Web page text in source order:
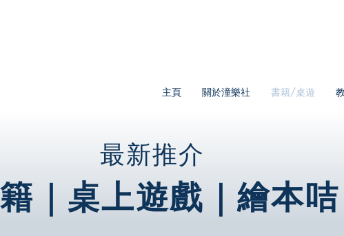
主頁 關於潼樂社 書籍/桌遊
最新推介
｜桌上遊戲｜繪本咭